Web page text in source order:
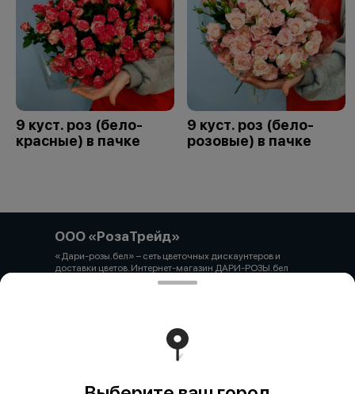
9 куст. роз (бело-
красные) в пачке
9 куст. роз (бело-
розовые) в пачке
ООО «РозаТрейд»
«Дари-розы.бел» – сеть цветочных дискаунтеров и
доставки цветов. Интернет-магазин ДАРИ-РОЗЫ.бел
зарегистрирован 06.12.2021 № 524431 в Торговом
выдано администрацией Первомайского района г.
Витебска от 12.10.2021 УНП 391926869 Мы принимаем
онлайн оплату. ВНИМАНИЕ перед оплатой уточняйте
наличие товара у менеджера.